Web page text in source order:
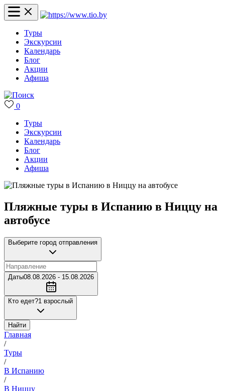
Туры
Экскурсии
Календарь
Блог
Акции
Афиша
0
Туры
Экскурсии
Календарь
Блог
Акции
Афиша
Пляжные туры в Испанию в Ниццу на
автобусе
Выберите город отправления
Даты08.08.2026 - 15.08.2026
Кто едет?1 взрослый
Найти
Главная
/
Туры
/
В Испанию
/
В Ниццу